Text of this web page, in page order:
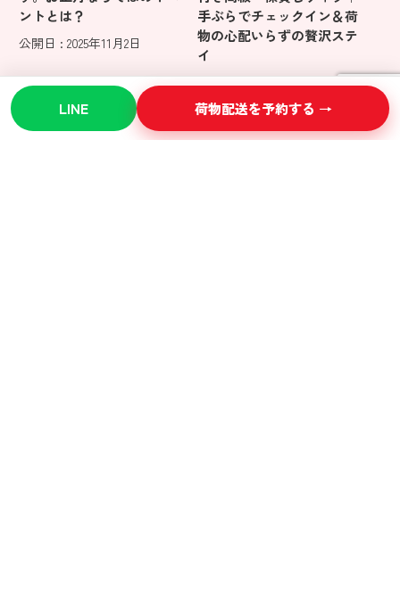
ントとは？
公開日 : 2025年11月2日
手ぶらでチェックイン＆荷
物の心配いらずの贅沢ステ
イ
公開日 : 2025年10月30日
LINE 荷物配送を予約する →